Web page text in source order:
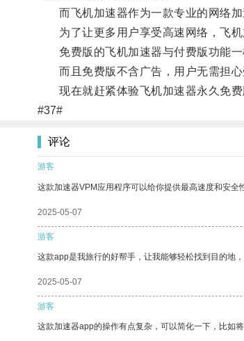
而飞机加速器作为一款专业的网络加
为了让更多用户享受高速网络，飞机
免费版的飞机加速器与付费版功能一
而且免费版不含广告，用户无需担心
现在就赶紧体验飞机加速器永久免费
#37#
评论
游客
这款加速器VPM应用程序可以给你提供最高速度和安全
2025-05-07
游客
这款app是我旅行的好帮手，让我能够轻松找到目的地，
2025-05-07
游客
这款加速器app的操作有点复杂，可以简化一下，比如将